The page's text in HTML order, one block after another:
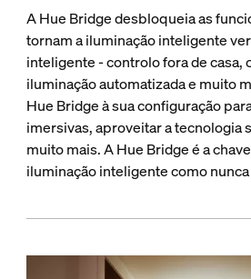
A Hue Bridge desbloqueia as
tornam a iluminação inteligente
inteligente - controlo fora de casa,
iluminação automatizada e muito
Hue Bridge à sua configuração
imersivas, aproveitar a tecnologia
muito mais. A Hue Bridge é a
iluminação inteligente como